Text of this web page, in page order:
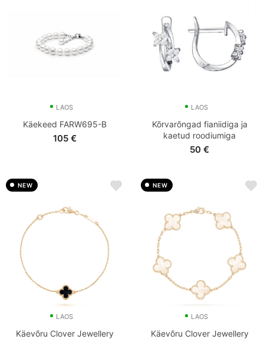
LAOS
Käekeed FARW695-B
105 €
LAOS
Kõrvarõngad fianiidiga ja
kaetud roodiumiga
50 €
NEW
LAOS
Käevõru Clover Jewellery
NEW
LAOS
Käevõru Clover Jewellery